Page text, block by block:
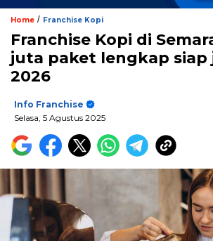
Home / Franchise Kopi
Franchise Kopi di
juta paket lengkap siap
2026
Info Franchise
Selasa, 5 Agustus 2025